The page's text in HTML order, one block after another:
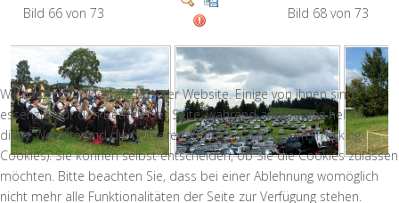
Bild 66 von 73
Bild 68 von 73
Wir nutzen Cookies auf unserer Website. Einige von ihnen sind
essenziell für den Betrieb der Seite, während andere uns helfen,
diese Website und die Nutzererfahrung zu verbessern (Tracking
Cookies). Sie können selbst entscheiden, ob Sie die Cookies zulassen
möchten. Bitte beachten Sie, dass bei einer Ablehnung womöglich
nicht mehr alle Funktionalitäten der Seite zur Verfügung stehen.